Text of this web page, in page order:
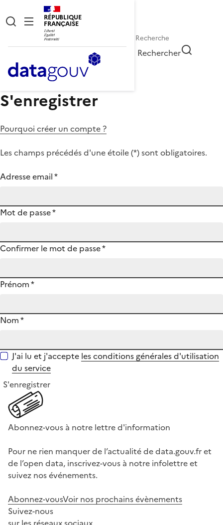
RÉPUBLIQUE
FRANÇAISE
Rechercher
S'enregistrer
Pourquoi créer un compte ?
Les champs précédés d'une étoile (*) sont obligatoires.
Adresse email*
Mot de passe*
Confirmer le mot de passe*
Prénom*
Nom*
J'ai lu et j'accepte les conditions générales d'utilisation
du service
S'enregistrer
Abonnez-vous à notre lettre d'information
Pour ne rien manquer de l’actualité de data.gouv.fr et
de l’open data, inscrivez-vous à notre infolettre et
suivez nos événements.
Abonnez-vousVoir nos prochains évènements
Suivez-nous